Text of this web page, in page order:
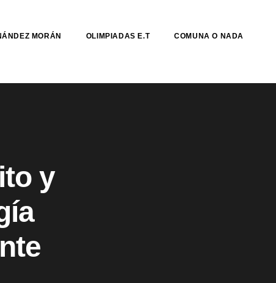
MORÁN OLIMPIADAS E.T COMUNA O NADA
y